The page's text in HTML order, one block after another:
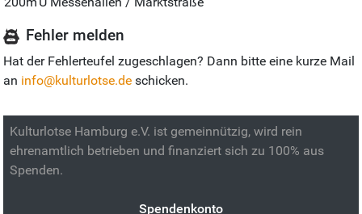
Fehler melden
Hat der Fehlerteufel zugeschlagen? Dann bitte eine kurze Mail
an info@kulturlotse.de schicken.
Kulturlotse Hamburg e.V. ist gemeinnützig, wird rein
ehrenamtlich betrieben und finanziert sich zu 100% aus
Spenden.
Spendenkonto